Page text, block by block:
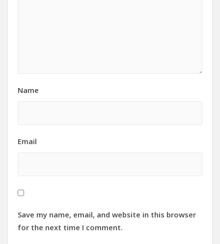
Name
Email
Save my name, email, and website in this browser
for the next time I comment.